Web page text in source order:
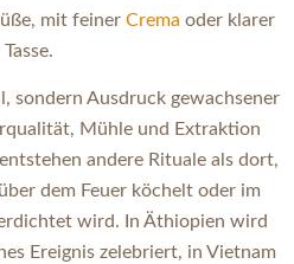
mit feiner Crema oder klarer
Tasse.
sondern Ausdruck gewachsener
Mühle und Extraktion
andere Rituale als dort,
dem Feuer köchelt oder im
wird. In Äthiopien wird
Ereignis zelebriert, in Vietnam